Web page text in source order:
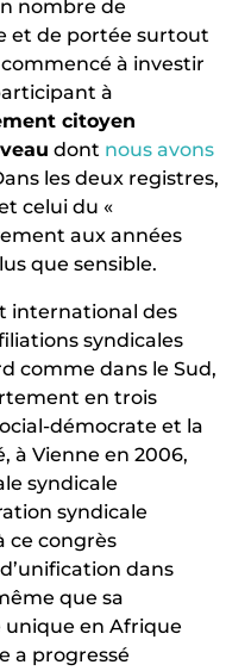
nombre de
et de portée surtout
à investir
à
citoyen
dont nous avons
les deux registres,
celui du «
aux années
que sensible.
international des
syndicales
comme dans le Sud,
en trois
démocrate et la
à Vienne en 2006,
syndicale
syndicale
ce congrès
dans
que sa
en Afrique
a progressé